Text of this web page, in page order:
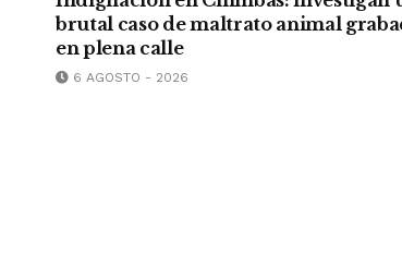
brutal caso de maltrato animal
en plena calle
6 AGOSTO - 2026